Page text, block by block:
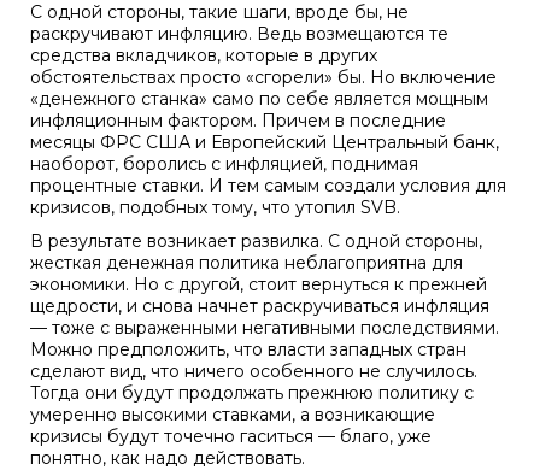
С одной стороны, такие шаги, вроде бы, не
раскручивают инфляцию. Ведь возмещаются те
средства вкладчиков, которые в других
обстоятельствах просто «сгорели» бы. Но включение
«денежного станка» само по себе является мощным
инфляционным фактором. Причем в последние
месяцы ФРС США и Европейский Центральный банк,
наоборот, боролись с инфляцией, поднимая
процентные ставки. И тем самым создали условия для
кризисов, подобных тому, что утопил SVB.
В результате возникает развилка. С одной стороны,
жесткая денежная политика неблагоприятна для
экономики. Но с другой, стоит вернуться к прежней
щедрости, и снова начнет раскручиваться инфляция
— тоже с выраженными негативными последствиями.
Можно предположить, что власти западных стран
сделают вид, что ничего особенного не случилось.
Тогда они будут продолжать прежнюю политику с
умеренно высокими ставками, а возникающие
кризисы будут точечно гаситься — благо, уже
понятно, как надо действовать.